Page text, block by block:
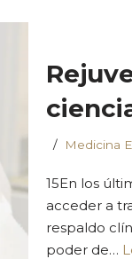
Medicina
15En los
acceder a
respaldo
poder de…